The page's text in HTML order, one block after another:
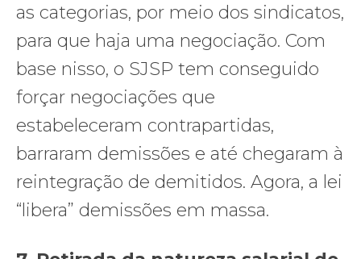
as categorias, por meio dos sindicatos,
para que haja uma negociação. Com
base nisso, o SJSP tem conseguido
forçar negociações que
estabeleceram contrapartidas,
barraram demissões e até chegaram à
reintegração de demitidos. Agora, a lei
“libera” demissões em massa.